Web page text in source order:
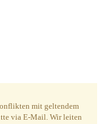
mit geltendem
via E-Mail. Wir leiten